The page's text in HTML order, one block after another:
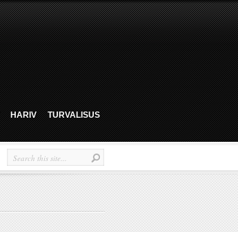
HARIV TURVALISUS